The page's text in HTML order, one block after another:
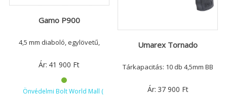
Gamo P900
4,5 mm diaboló, egylövetű,
Ár: 41 900 Ft
Önvédelmi Bolt World Mall (
Umarex Tornado
Tárkapacitás: 10 db 4,5mm BB
Ár: 37 900 Ft